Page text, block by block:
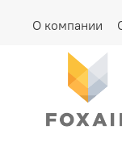
О компании